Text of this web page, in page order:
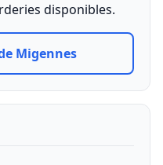
disponibles.
Migennes